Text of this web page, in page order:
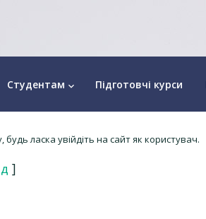
Студентам keyboard_arrow_down Підготовчі курси
ласка увійдіть на сайт як користувач.
]